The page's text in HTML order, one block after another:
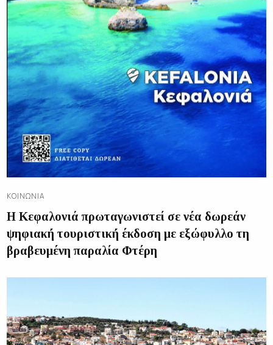
ΚΟΙΝΩΝΊΑ
Η Κεφαλονιά πρωταγωνιστεί σε νέα δωρεάν
ψηφιακή τουριστική έκδοση με εξώφυλλο τη
βραβευμένη παραλία Φτέρη